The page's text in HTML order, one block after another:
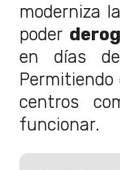
moderniza
poder
en días de
Permitiendo
centros
funcionar.